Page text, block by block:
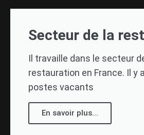
Secteur de la
Il travaille dans le secteur
restauration en France. Il y
postes vacants
En savoir plus...